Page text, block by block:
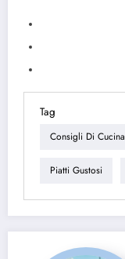
Tag
Consigli Di Cucina
Piatti Gustosi